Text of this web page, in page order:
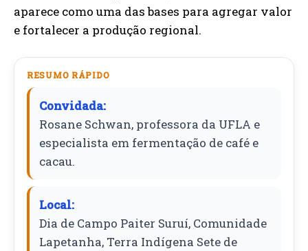
aparece como uma das bases para agregar valor
e fortalecer a produção regional.
RESUMO RÁPIDO
Convidada:
Rosane Schwan, professora da UFLA e
especialista em fermentação de café e
cacau.
Local:
Dia de Campo Paiter Suruí, Comunidade
Lapetanha, Terra Indígena Sete de